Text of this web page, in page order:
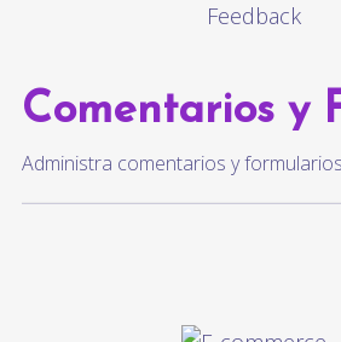
Comentarios y
Administra comentarios y